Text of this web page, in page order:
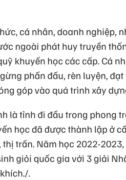
cá nhân, doanh nghiệp,
ngoài phát huy truyền
khuyến học các cấp. Cá
phấn đấu, rèn luyện,
góp vào quá trình xây
là tỉnh đi đầu trong phong
học đã được thành lập ở
thị trấn. Năm học 2022-
giỏi quốc gia với 3 giải
.